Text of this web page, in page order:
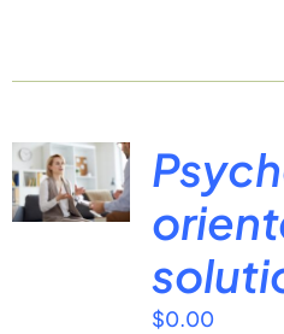
$0.00